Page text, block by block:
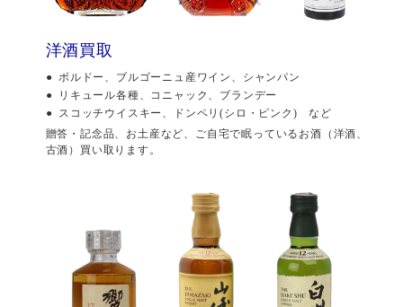
洋酒買取
ボルドー、ブルゴーニュ産ワイン、シャンパン
リキュール各種、コニャック、ブランデー
スコッチウイスキー、ドンペリ(シロ・ピンク) など
贈答・記念品、お土産など、ご自宅で眠っているお酒（洋酒、
古酒）買い取ります。